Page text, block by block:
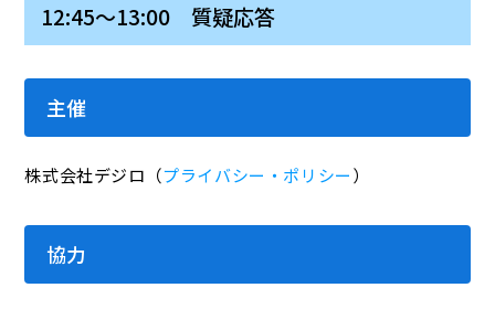
12:45～13:00 質疑応答
主催
株式会社デジロ（プライバシー・ポリシー）
協力